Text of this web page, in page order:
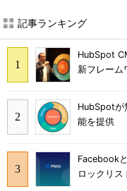
記事ランキング
HubSpot
新フレーム
HubSpotが
能を提供
Facebook
ロックリス